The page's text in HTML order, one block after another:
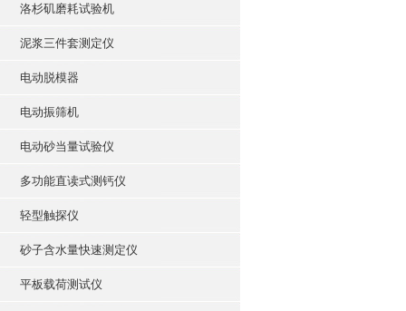
洛杉矶磨耗试验机
泥浆三件套测定仪
电动脱模器
电动振筛机
电动砂当量试验仪
多功能直读式测钙仪
轻型触探仪
砂子含水量快速测定仪
平板载荷测试仪